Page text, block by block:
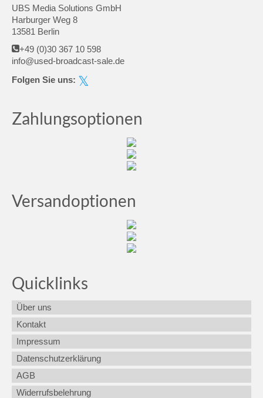
UBS Media Solutions GmbH
Harburger Weg 8
13581 Berlin
+49 (0)30 367 10 598
info@used-broadcast-sale.de
Folgen Sie uns:
Zahlungsoptionen
Versandoptionen
Quicklinks
Über uns
Kontakt
Impressum
Datenschutzerklärung
AGB
Widerrufsbelehrung